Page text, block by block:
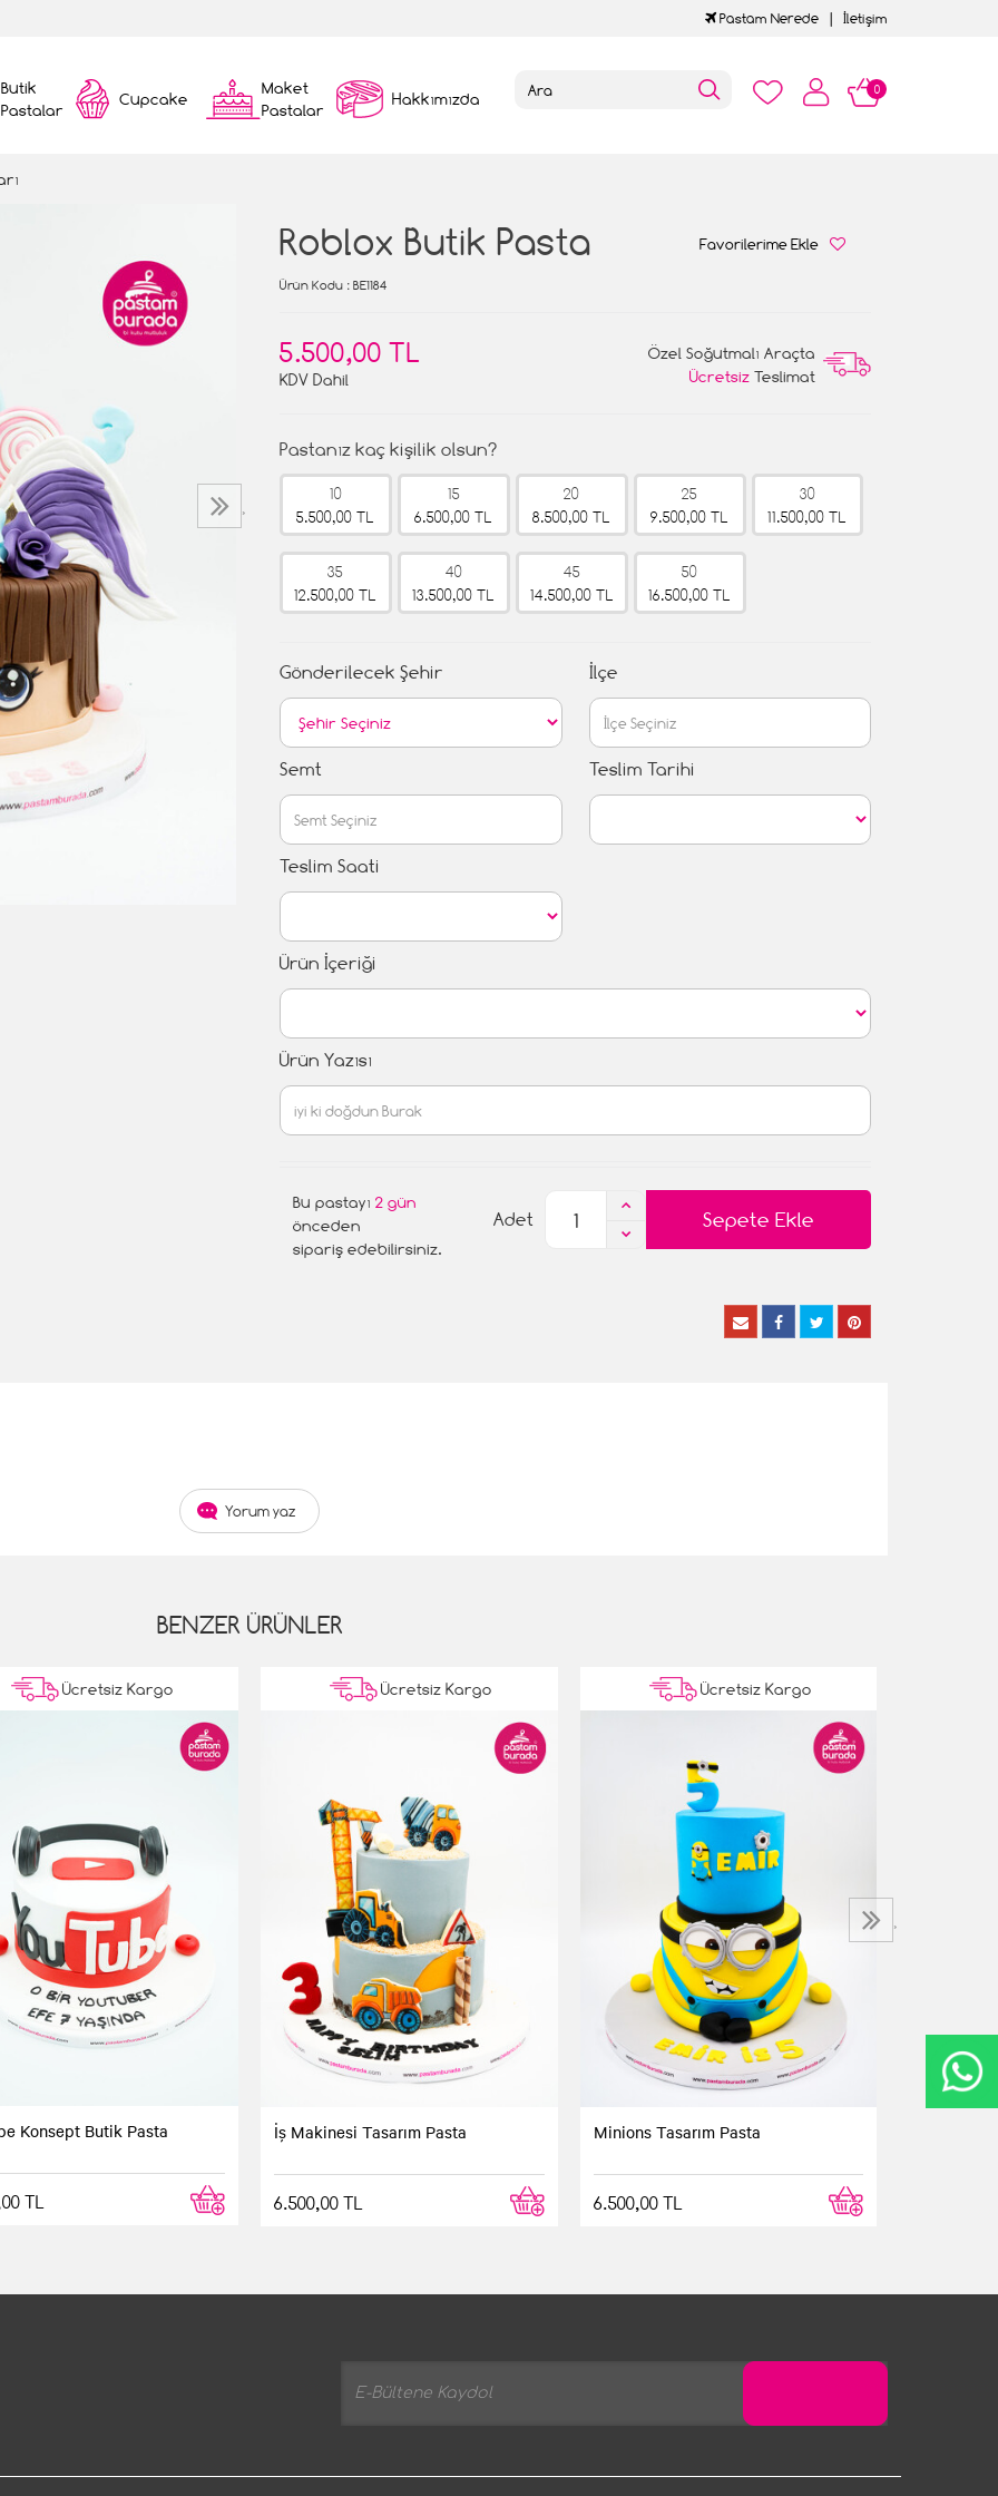
Pastam Nerede İletişim
Butik
Pastalar
Cupcake
Maket
Pastalar
Hakkımızda 0
›
Roblox Butik Pasta Favorilerime Ekle
Ürün Kodu : BE1184
5.500,00 TL
KDV Dahil
Özel Soğutmalı Araçta
Ücretsiz Teslimat
Pastanız kaç kişilik olsun?
10
5.500,00 TL
15
6.500,00 TL
20
8.500,00 TL
25
9.500,00 TL
30
11.500,00 TL
35
12.500,00 TL
40
13.500,00 TL
45
14.500,00 TL
50
16.500,00 TL
Gönderilecek Şehir İlçe
Semt Teslim Tarihi
Teslim Saati
Ürün İçeriği
Ürün Yazısı
Bu pastayı 2 gün
önceden
sipariş edebilirsiniz.
Sepete Ekle
Adet
Yorum yaz
BENZER ÜRÜNLER
Ücretsiz Kargo
Konsept Butik Pasta
TL
Ücretsiz Kargo
İş Makinesi Tasarım Pasta
6.500,00 TL
Ücretsiz Kargo
Minions Tasarım Pasta
6.500,00 TL
›